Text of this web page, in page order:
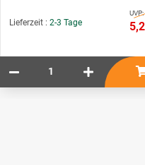
Lieferzeit : 2-3 Tage
UVP: